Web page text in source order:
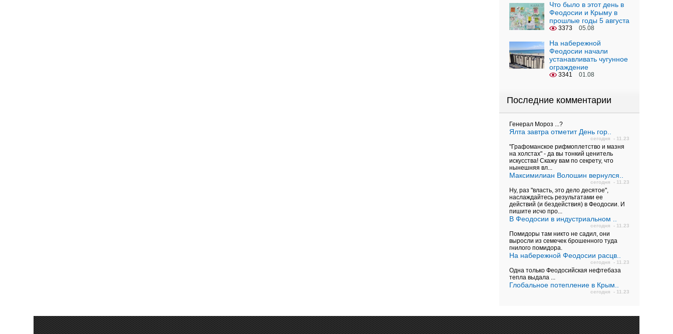
Что было в этот день в
Феодосии и Крыму в
прошлые годы 5 августа
3373 05.08
На набережной
Феодосии начали
устанавливать чугунное
ограждение
3341 01.08
Последние комментарии
Генерал Мороз ...?
Ялта завтра отметит День гор..
сегодня - 11.23
"Графоманское рифмоплетство и мазня
на холстах" - да вы тонкий ценитель
искусства! Скажу вам по секрету, что
нынешняя вл...
Максимилиан Волошин вернулся..
сегодня - 11.23
Ну, раз "власть, это дело десятое",
наслаждайтесь результатами ее
действий (и бездействия) в Феодосии. И
пишите исчо про...
В Феодосии в индустриальном ..
сегодня - 11.23
Помидоры там никто не садил, они
выросли из семечек брошенного туда
гнилого помидора.
На набережной Феодосии расцв..
сегодня - 11.23
Одна только Феодосийская нефтебаза
тепла выдала ...
Глобальное потепление в Крым..
сегодня - 11.23